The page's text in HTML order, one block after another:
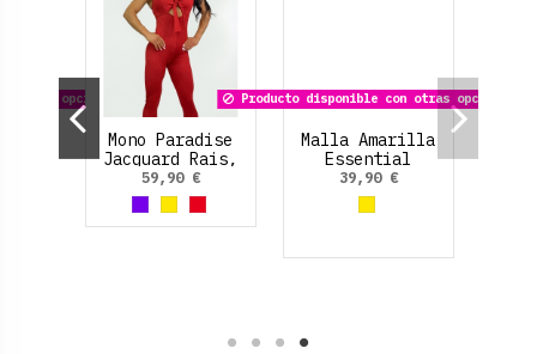
otras opciones
Mono Paradise
Jacquard Rais,
con textura.
59,90 €
MoradoAmarillo
Rojo
Producto disponible con otras opciones
Malla Amarilla
Essential
Jacquard Rais
39,90 €